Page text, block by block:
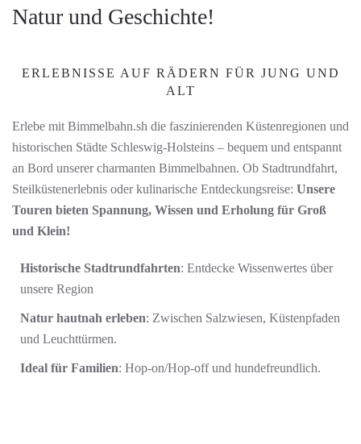
Natur und Geschichte!
ERLEBNISSE AUF RÄDERN FÜR JUNG UND
ALT
Erlebe mit Bimmelbahn.sh die faszinierenden Küstenregionen und
historischen Städte Schleswig-Holsteins – bequem und entspannt
an Bord unserer charmanten Bimmelbahnen. Ob Stadtrundfahrt,
Steilküstenerlebnis oder kulinarische Entdeckungsreise: Unsere
Touren bieten Spannung, Wissen und Erholung für Groß
und Klein!
Historische Stadtrundfahrten: Entdecke Wissenwertes über
unsere Region
Natur hautnah erleben: Zwischen Salzwiesen, Küstenpfaden
und Leuchttürmen.
Ideal für Familien: Hop-on/Hop-off und hundefreundlich.